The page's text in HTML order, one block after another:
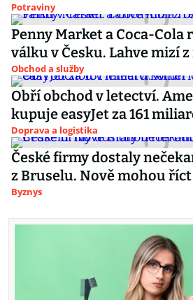
Potraviny
Penny Market a Coca-
válku v Česku. Lahve mizí
Obchod a služby
Obří obchod v letectví.
kupuje easyJet za 161
Doprava a logistika
České firmy dostaly
z Bruselu. Nově mohou
Byznys